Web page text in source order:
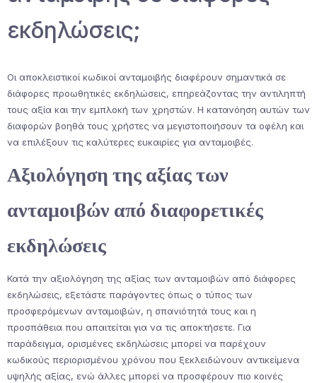
εκδηλώσεις;
Οι αποκλειστικοί κωδικοί ανταμοιβής διαφέρουν σημαντικά σε
διάφορες προωθητικές εκδηλώσεις, επηρεάζοντας την αντιληπτή
τους αξία και την εμπλοκή των χρηστών. Η κατανόηση αυτών των
διαφορών βοηθά τους χρήστες να μεγιστοποιήσουν τα οφέλη και
να επιλέξουν τις καλύτερες ευκαιρίες για ανταμοιβές.
Αξιολόγηση της αξίας των
ανταμοιβών από διαφορετικές
εκδηλώσεις
Κατά την αξιολόγηση της αξίας των ανταμοιβών από διάφορες
εκδηλώσεις, εξετάστε παράγοντες όπως ο τύπος των
προσφερόμενων ανταμοιβών, η σπανιότητά τους και η
προσπάθεια που απαιτείται για να τις αποκτήσετε. Για
παράδειγμα, ορισμένες εκδηλώσεις μπορεί να παρέχουν
κωδικούς περιορισμένου χρόνου που ξεκλειδώνουν αντικείμενα
υψηλής αξίας, ενώ άλλες μπορεί να προσφέρουν πιο κοινές